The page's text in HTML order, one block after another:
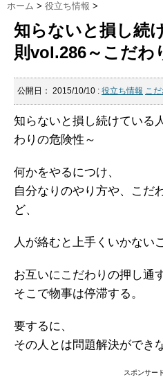
ホーム > 役立ち情報 >
知らないと損し続
則vol.286～こだわ
公開日： 2015/10/10 : 役立ち情報 こ
知らないと損し続けている
わりの危険性～
何かをやるにつけ、
自分なりのやり方や、こだ
ど、
人が絡むと上手くいかない
お互いにこだわりの押し通
そこで物事は停滞する。
要するに、
その人とは問題解決ができ
スポンサー